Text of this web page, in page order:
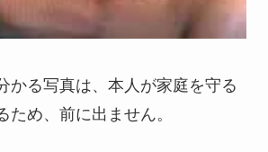
かる写真は、本人が家庭を守る
ため、前に出ません。